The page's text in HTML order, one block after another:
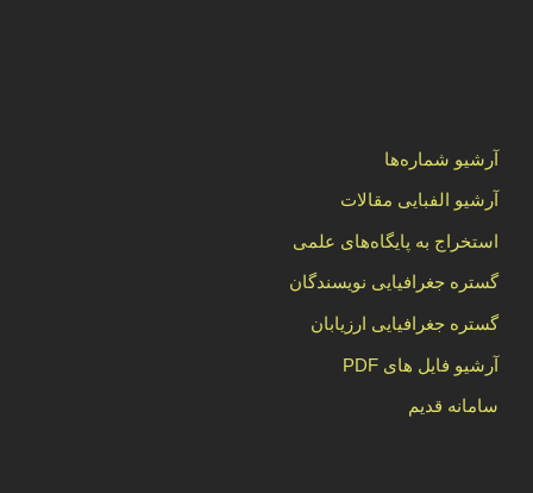
آرشیو شماره‌ها
آرشیو الفبایی مقالات
استخراج به پایگاه‌های علمی
گستره جغرافیایی نویسندگان
گستره جغرافیایی ارزیابان
آرشیو فایل های PDF
سامانه قدیم